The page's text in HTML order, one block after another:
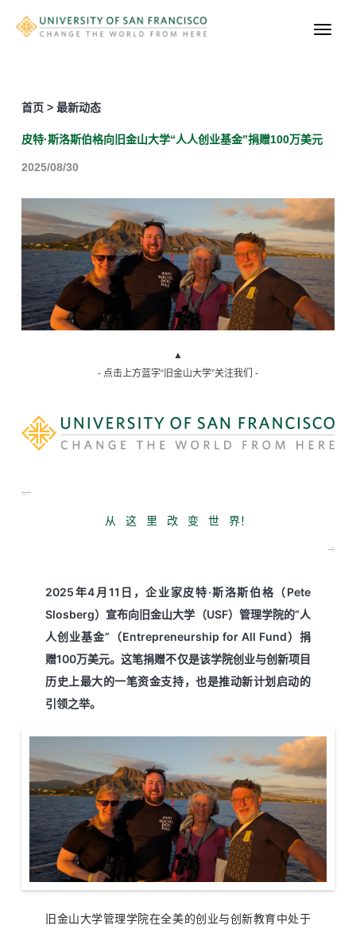
首页 > 最新动态
皮特·斯洛斯伯格向旧金山大学“人人创业基金”捐赠100万美元
2025/08/30
▲
- 点击上方蓝字“旧金山大学”关注我们 -
从 这 里 改 变 世 界！
2025年4月11日，企业家皮特·斯洛斯伯格（Pete
Slosberg）宣布向旧金山大学（USF）管理学院的“人
人创业基金”（Entrepreneurship for All Fund）捐
赠100万美元。这笔捐赠不仅是该学院创业与创新项目
历史上最大的一笔资金支持，也是推动新计划启动的
引领之举。
旧金山大学管理学院在全美的创业与创新教育中处于